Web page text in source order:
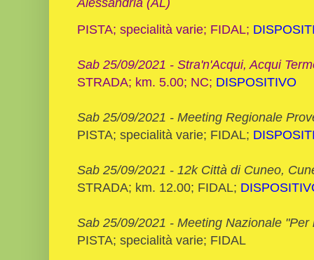
PISTA; specialità varie; FIDAL;
Sab 25/09/2021 - Stra'n'Acqui, Acqui
STRADA; km. 5.00; NC; DISPOSITIVO
Sab 25/09/2021 - Meeting Regionale
PISTA; specialità varie; FIDAL;
Sab 25/09/2021 - 12k Città di Cuneo,
STRADA; km. 12.00; FIDAL;
Sab 25/09/2021 - Meeting Nazionale
PISTA; specialità varie; FIDAL